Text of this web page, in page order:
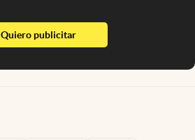
Quiero publicitarabre en nueva pestaña